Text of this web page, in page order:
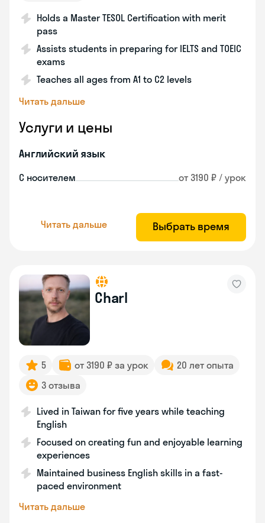
Holds a Master TESOL Certification with merit
pass
Assists students in preparing for IELTS and TOEIC
exams
Teaches all ages from A1 to C2 levels
Читать дальше
Услуги и цены
Английский язык
С носителем от 3190 ₽ / урок
Читать дальше Выбрать время
Charl
5 от 3190 ₽ за урок
20 лет опыта
3 отзыва
Lived in Taiwan for five years while teaching
English
Focused on creating fun and enjoyable learning
experiences
Maintained business English skills in a fast-
paced environment
Читать дальше